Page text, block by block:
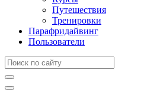
Путешествия
Тренировки
Парафридайвинг
Пользователи